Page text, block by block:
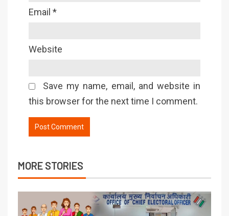
Email *
Website
Save my name, email, and website in
this browser for the next time I comment.
MORE STORIES